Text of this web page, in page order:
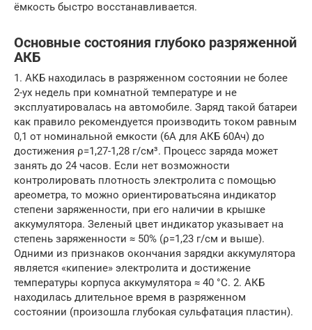
ёмкость быстро восстанавливается.
Основные состояния глубоко разряженной
АКБ
1. АКБ находилась в разряженном состоянии не более
2-ух недель при комнатной температуре и не
эксплуатировалась на автомобиле. Заряд такой батареи
как правило рекомендуется производить током равным
0,1 от номинальной емкости (6А для АКБ 60Ач) до
достижения ρ=1,27-1,28 г/см³. Процесс заряда может
занять до 24 часов. Если нет возможности
контролировать плотность электролита с помощью
ареометра, то можно ориентироватьсяна индикатор
степени заряженности, при его наличии в крышке
аккумулятора. Зеленый цвет индикатор указывает на
степень заряженности ≈ 50% (ρ=1,23 г/см и выше).
Одними из признаков окончания зарядки аккумулятора
является «кипение» электролита и достижение
температуры корпуса аккумулятора ≈ 40 °С. 2. АКБ
находилась длительное время в разряженном
состоянии (произошла глубокая сульфатация пластин).